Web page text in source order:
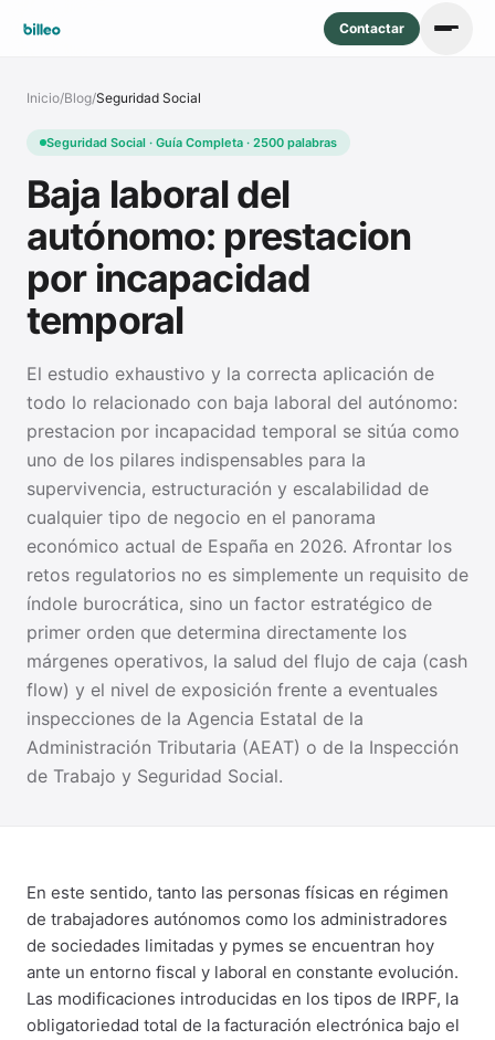
Contactar
Inicio/Blog/Seguridad Social
Seguridad Social · Guía Completa · 2500 palabras
Baja laboral del
autónomo: prestacion
por incapacidad
temporal
El estudio exhaustivo y la correcta aplicación de
todo lo relacionado con baja laboral del autónomo:
prestacion por incapacidad temporal se sitúa como
uno de los pilares indispensables para la
supervivencia, estructuración y escalabilidad de
cualquier tipo de negocio en el panorama
económico actual de España en 2026. Afrontar los
retos regulatorios no es simplemente un requisito de
índole burocrática, sino un factor estratégico de
primer orden que determina directamente los
márgenes operativos, la salud del flujo de caja (cash
flow) y el nivel de exposición frente a eventuales
inspecciones de la Agencia Estatal de la
Administración Tributaria (AEAT) o de la Inspección
de Trabajo y Seguridad Social.
En este sentido, tanto las personas físicas en régimen
de trabajadores autónomos como los administradores
de sociedades limitadas y pymes se encuentran hoy
ante un entorno fiscal y laboral en constante evolución.
Las modificaciones introducidas en los tipos de IRPF, la
obligatoriedad total de la facturación electrónica bajo el